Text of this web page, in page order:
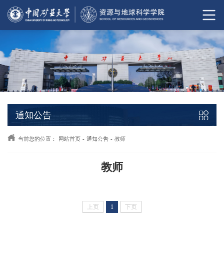
通知公告
当前您的位置： 网站首页 - 通知公告 - 教师
教师
上页 1 下页